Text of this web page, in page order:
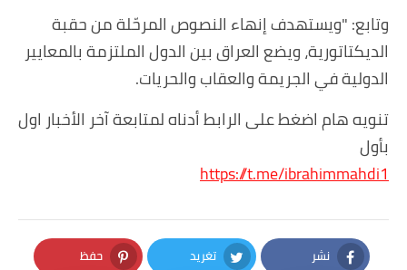
وتابع: "ويستهدف إنهاء النصوص المرحّلة من حقبة
الديكتاتورية، ويضع العراق بين الدول الملتزمة بالمعايير
الدولية في الجريمة والعقاب والحريات.
تنويه هام اضغط على الرابط أدناه لمتابعة آخر الأخبار اول
بأول
https://t.me/ibrahimmahdi1
نشر تغريد حفظ